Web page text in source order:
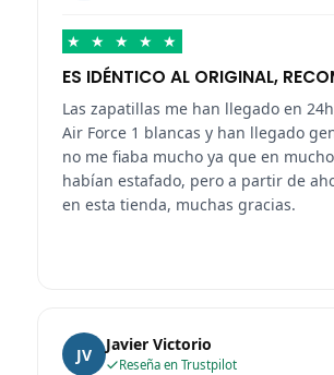
★ ★ ★ ★ ★
ES IDÉNTICO AL ORIGINAL,
Las zapatillas me han llegado en
Air Force 1 blancas y han llegado
no me fiaba mucho ya que en
habían estafado, pero a partir de
en esta tienda, muchas gracias.
JV Javier Victorio
Reseña en Trustpilot